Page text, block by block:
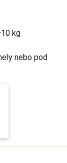
kg
nebo pod